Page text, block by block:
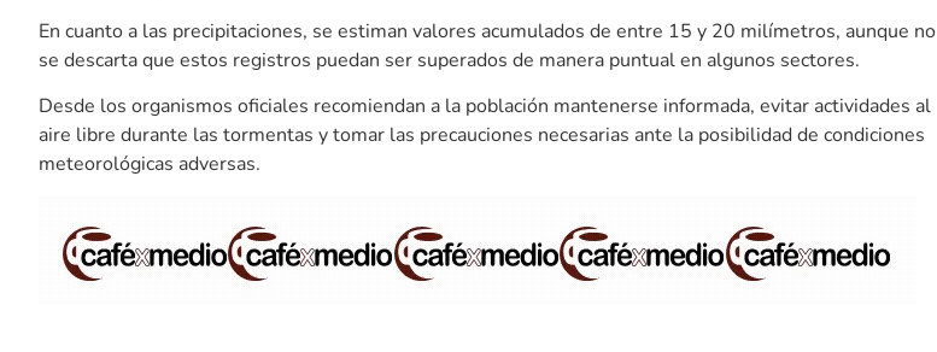
En cuanto a las precipitaciones, se estiman valores acumulados de entre 15 y 20 milímetros, aunque no
se descarta que estos registros puedan ser superados de manera puntual en algunos sectores.
Desde los organismos oficiales recomiendan a la población mantenerse informada, evitar actividades al
aire libre durante las tormentas y tomar las precauciones necesarias ante la posibilidad de condiciones
meteorológicas adversas.